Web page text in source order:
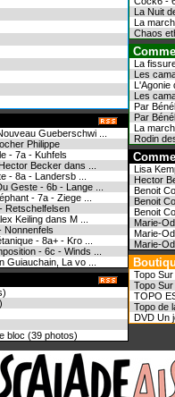
Gueberschwi ...
Philippe
- 7a - Kuhfels
Becker dans ...
- 8a - Landersb ...
Geste - 6b - Lange ...
- 7a - Ziege ...
Retschelfelsen
Keiling dans M ...
Nonnenfels
- 8a+ - Kro ...
- 6c - Winds ...
Guiauchain, La vo ...
bloc (39 photos)
La Nuit
La
Chaos
La
Les
L'Agonie
Les
Par
Par
La
Rodin
Lisa
Hector
Benoit
Benoit
Benoit
Marie-
Marie-
Marie-
Topo
Topo
TOPO
Topo de
DVD Un